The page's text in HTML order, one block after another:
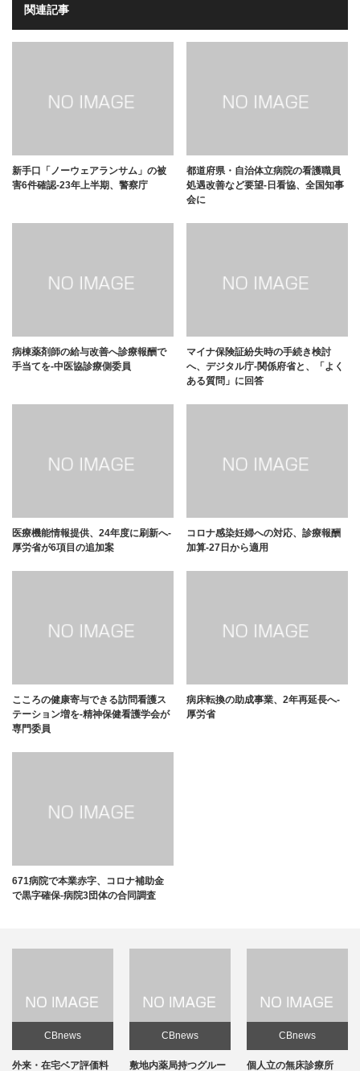
関連記事
新手口「ノーウェアランサム」の被
害6件確認-23年上半期、警察庁
都道府県・自治体立病院の看護職員
処遇改善など要望-日看協、全国知事
会に
病棟薬剤師の給与改善へ診療報酬で
手当てを-中医協診療側委員
マイナ保険証紛失時の手続き検討
へ、デジタル庁-関係府省と、「よく
ある質問」に回答
医療機能情報提供、24年度に刷新へ-
厚労省が6項目の追加案
コロナ感染妊婦への対応、診療報酬
加算-27日から適用
こころの健康寄与できる訪問看護ス
テーション増を-精神保健看護学会が
専門委員
病床転換の助成事業、2年再延長へ-
厚労省
671病院で本業赤字、コロナ補助金
で黒字確保-病院3団体の合同調査
CBnews
敷地内薬局持つグルー
CBnews
個人立の無床診療所
CBnews
個人立の無床診療所